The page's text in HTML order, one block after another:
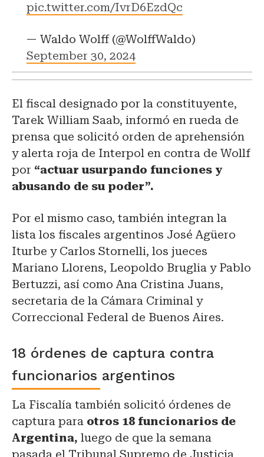
pic.twitter.com/IvrD6EzdQc
— Waldo Wolff (@WolffWaldo)
September 30, 2024
El fiscal designado por la constituyente,
Tarek William Saab, informó en rueda de
prensa que solicitó orden de aprehensión
y alerta roja de Interpol en contra de Wollf
por “actuar usurpando funciones y
abusando de su poder”.
Por el mismo caso, también integran la
lista los fiscales argentinos José Agüero
Iturbe y Carlos Stornelli, los jueces
Mariano Llorens, Leopoldo Bruglia y Pablo
Bertuzzi, así como Ana Cristina Juans,
secretaria de la Cámara Criminal y
Correccional Federal de Buenos Aires.
18 órdenes de captura contra
funcionarios argentinos
La Fiscalía también solicitó órdenes de
captura para otros 18 funcionarios de
Argentina, luego de que la semana